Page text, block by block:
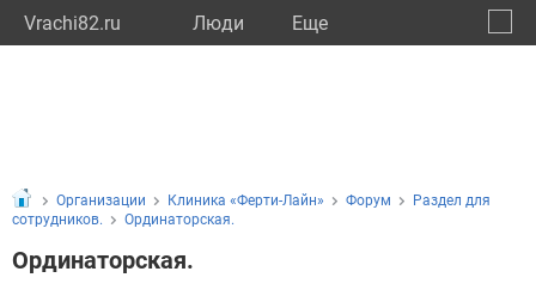
Vrachi82.ru Люди Eще
Организации Клиника «Ферти-Лайн» Форум
Раздел для
сотрудников.
Ординаторская.
Ординаторская.